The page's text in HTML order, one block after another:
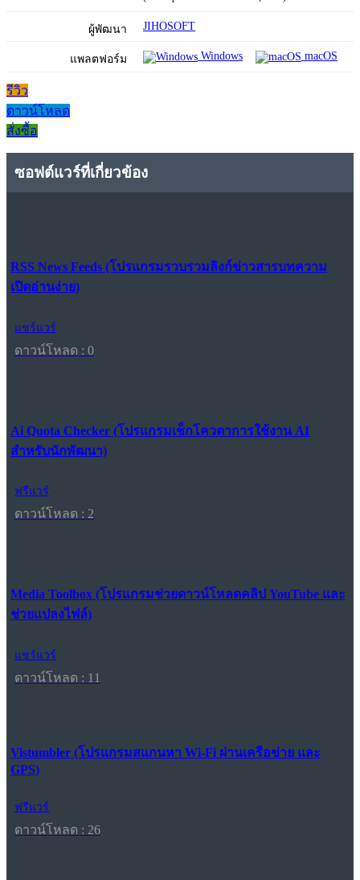
ผู้พัฒนา JIHOSOFT
แพลตฟอร์ม Windows macOS
รีวิว
ดาวน์โหลด
สั่งซื้อ
ซอฟต์แวร์ที่เกี่ยวข้อง
RSS News Feeds (โปรแกรมรวบรวมลิงก์ข่าวสารบทความ
เปิดอ่านง่าย)
แชร์แวร์
ดาวน์โหลด : 0
Ai Quota Checker (โปรแกรมเช็กโควตาการใช้งาน AI
สำหรับนักพัฒนา)
ฟรีแวร์
ดาวน์โหลด : 2
Media Toolbox (โปรแกรมช่วยดาวน์โหลดคลิป YouTube และ
ช่วยแปลงไฟล์)
แชร์แวร์
ดาวน์โหลด : 11
Vistumbler (โปรแกรมสแกนหา Wi-Fi ผ่านเครือข่าย และ
GPS)
ฟรีแวร์
ดาวน์โหลด : 26